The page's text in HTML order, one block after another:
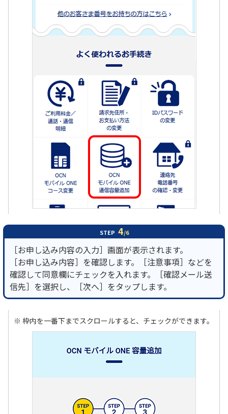
STEP 4/6
［お申し込み内容の入力］画面が表示されます。
［お申し込み内容］を確認します。［注意事項］などを
確認して同意欄にチェックを入れます。［確認メール送
信先］を選択し、［次へ］をタップします。
※ 枠内を一番下までスクロールすると、チェックができます。